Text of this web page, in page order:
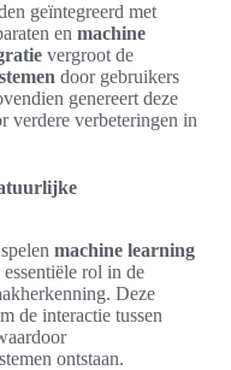
geïntegreerd met
en machine
vergroot de
door gebruikers
genereert deze
verdere verbeteringen in
spelen machine learning
essentiële rol in de
Deze
de interactie tussen
ontstaan.